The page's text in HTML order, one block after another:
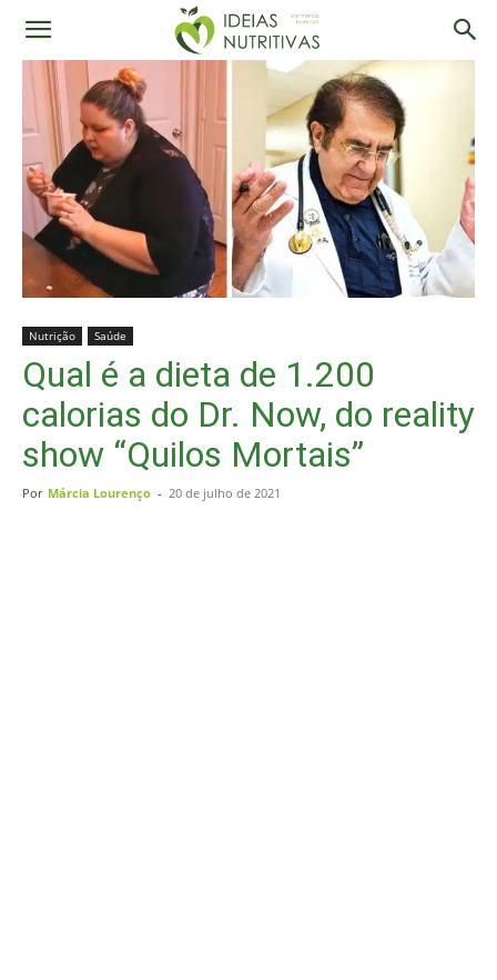
Nutrição Saúde
Qual é a dieta de 1.200
calorias do Dr. Now, do reality
show “Quilos Mortais”
Por Márcia Lourenço - 20 de julho de 2021